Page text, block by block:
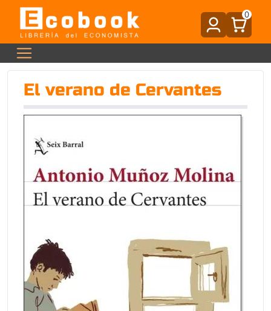
0
El verano de Cervantes